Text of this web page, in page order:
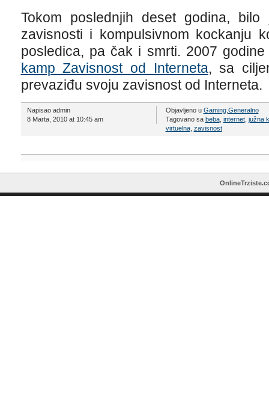
Tokom poslednjih deset godina,
zavisnosti i kompulsivnom kockanju
posledica, pa čak i smrti. 2007
kamp Zavisnost od Interneta, sa
prevaziđu svoju zavisnost od Interneta.
Napisao admin
8 Marta, 2010 at 10:45 am
Objavljeno u Gaming, Generalno
Tagovano sa beba, internet, južna
virtuelna, zavisnost